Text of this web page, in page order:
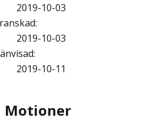
2019-10-03
:
2019-10-03
:
2019-10-11
Motioner